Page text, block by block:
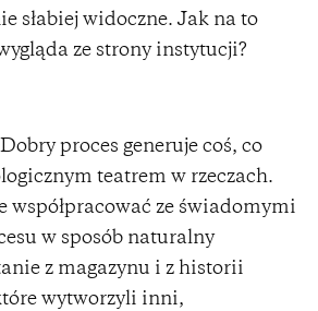
słabiej widoczne. Jak na to
ze strony instytucji?
Dobry proces generuje coś, co
teatrem w rzeczach.
współpracować ze świadomymi
w sposób naturalny
z magazynu i z historii
wytworzyli inni,